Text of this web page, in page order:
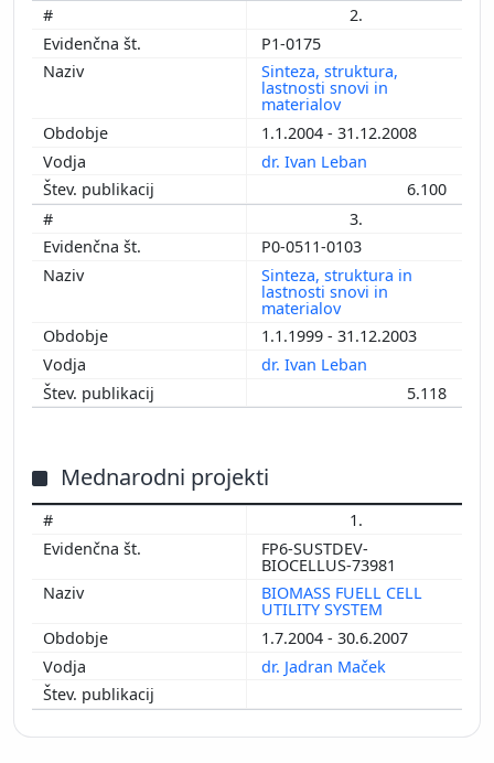
2.
P1-0175
Sinteza, struktura,
lastnosti snovi in
materialov
1.1.2004 - 31.12.2008
dr. Ivan Leban
6.100
3.
P0-0511-0103
Sinteza, struktura in
lastnosti snovi in
materialov
1.1.1999 - 31.12.2003
dr. Ivan Leban
5.118
Mednarodni projekti
1.
FP6-SUSTDEV-
BIOCELLUS-73981
BIOMASS FUELL CELL
UTILITY SYSTEM
1.7.2004 - 30.6.2007
dr. Jadran Maček